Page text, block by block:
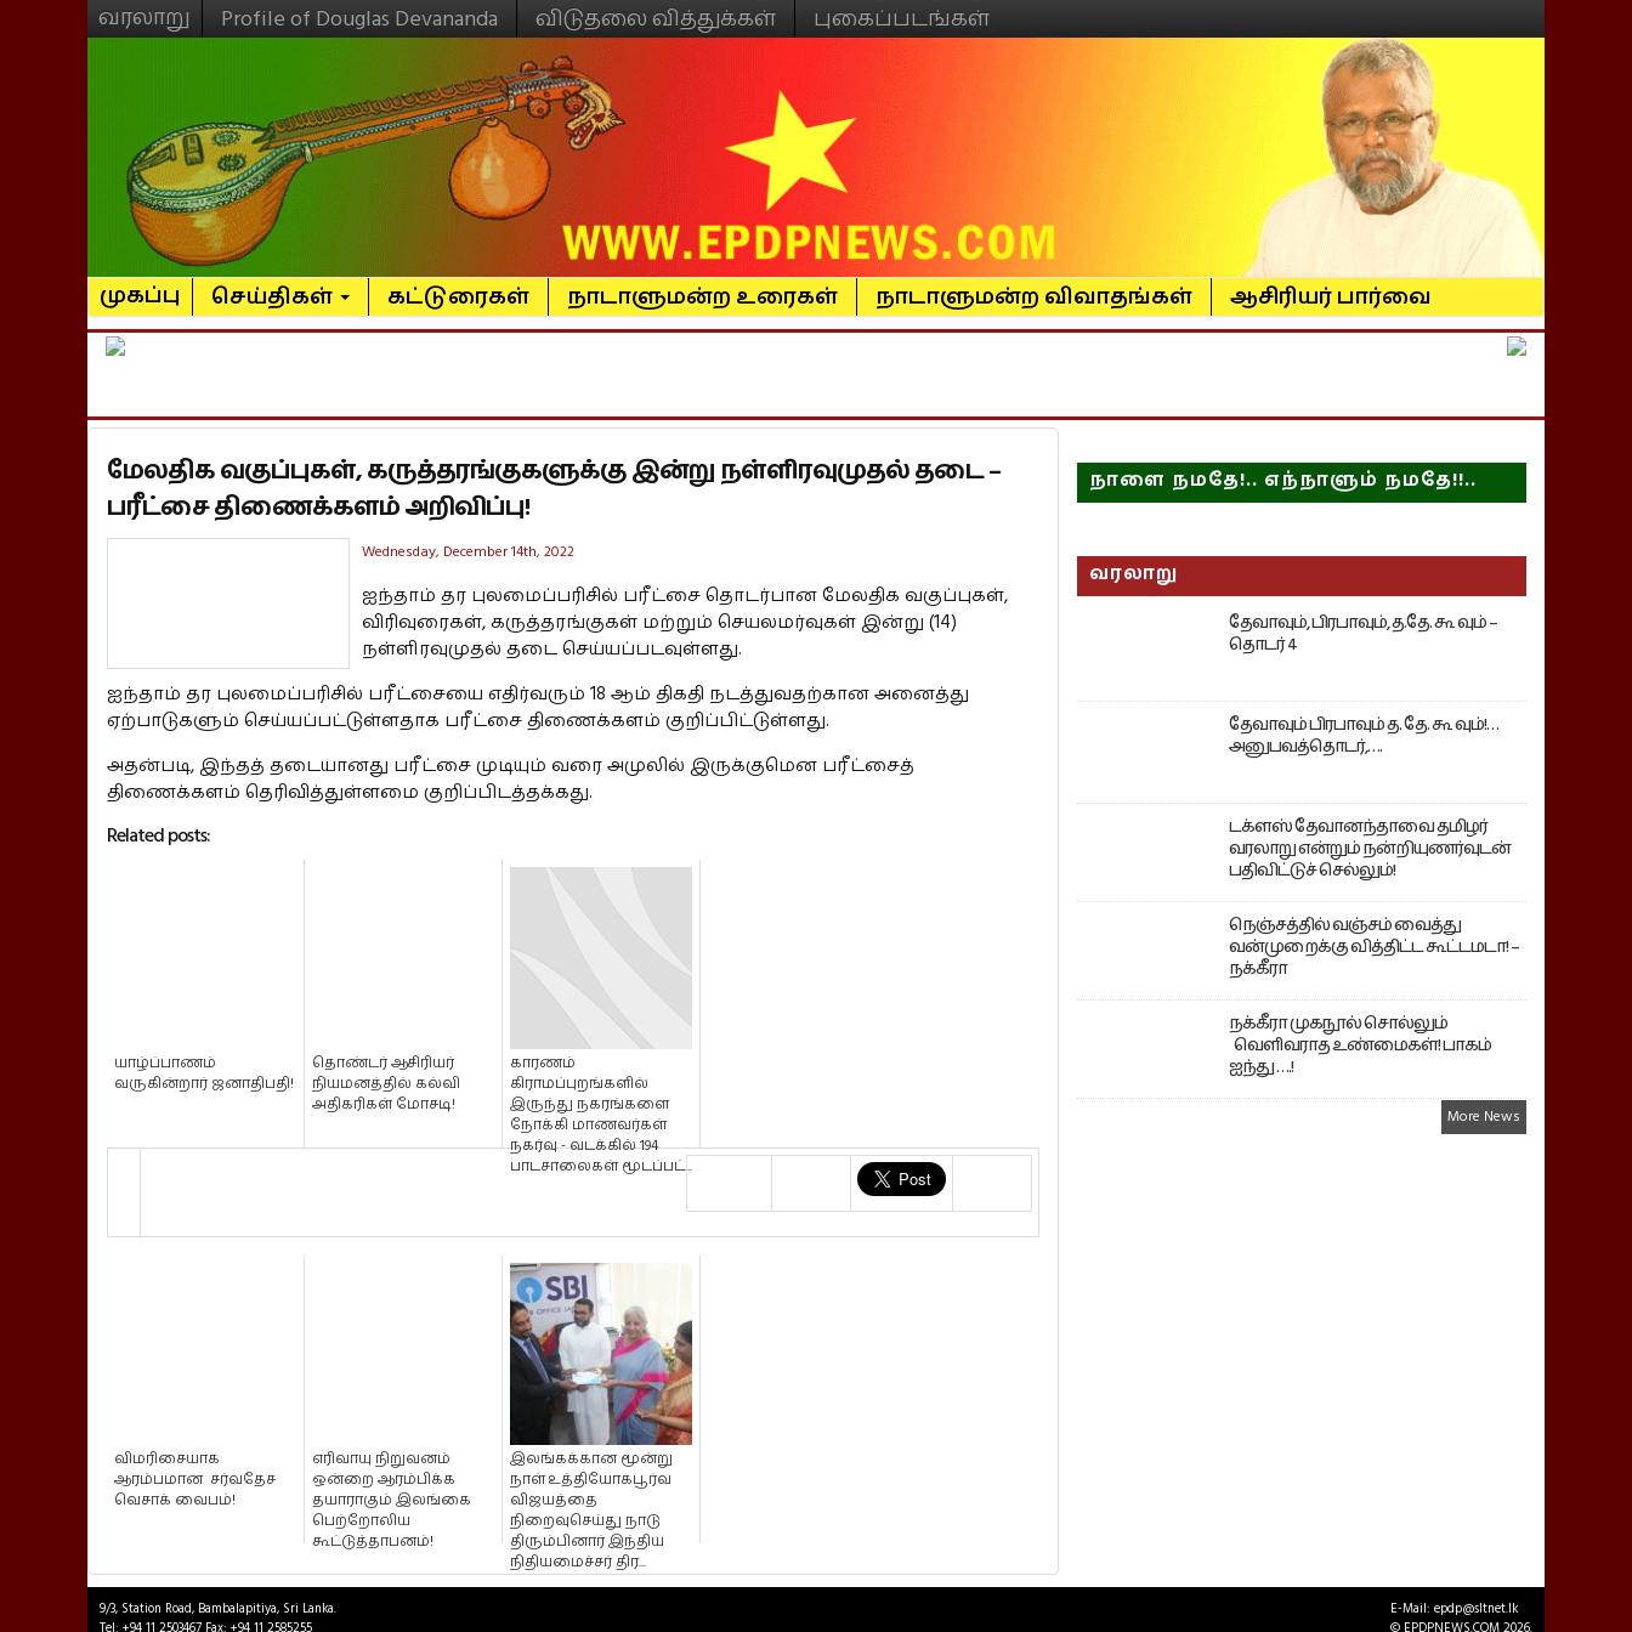
வரலாறு Profile of Douglas Devananda விடுதலை வித்துக்கள் புகைப்படங்கள்
முகப்பு செய்திகள் கட்டுரைகள் நாடாளுமன்ற உரைகள் நாடாளுமன்ற விவாதங்கள் ஆசிரியர் பார்வை
மேலதிக வகுப்புகள், கருத்தரங்குகளுக்கு இன்று நள்ளிரவுமுதல் தடை –
பரீட்சை திணைக்களம் அறிவிப்பு!
Wednesday, December 14th, 2022
ஐந்தாம் தர புலமைப்பரிசில் பரீட்சை தொடர்பான மேலதிக வகுப்புகள்,
விரிவுரைகள், கருத்தரங்குகள் மற்றும் செயலமர்வுகள் இன்று (14)
நள்ளிரவுமுதல் தடை செய்யப்படவுள்ளது.
ஐந்தாம் தர புலமைப்பரிசில் பரீட்சையை எதிர்வரும் 18 ஆம் திகதி நடத்துவதற்கான அனைத்து
ஏற்பாடுகளும் செய்யப்பட்டுள்ளதாக பரீட்சை திணைக்களம் குறிப்பிட்டுள்ளது.
அதன்படி, இந்தத் தடையானது பரீட்சை முடியும் வரை அமுலில் இருக்குமென பரீட்சைத்
திணைக்களம் தெரிவித்துள்ளமை குறிப்பிடத்தக்கது.
Related posts:
யாழ்ப்பாணம்
வருகின்றார் ஜனாதிபதி!
தொண்டர் ஆசிரியர்
நியமனத்தில் கல்வி
அதிகரிகள் மோசடி!
காரணம்
கிராமப்புறங்களில்
இருந்து நகரங்களை
நோக்கி மாணவர்கள்
நகர்வு - வடக்கில் 194
பாடசாலைகள் மூடப்பட்...
விமரிசையாக
ஆரம்பமான சர்வதேச
வெசாக் வைபம்!
எரிவாயு நிறுவனம்
ஒன்றை ஆரம்பிக்க
தயாராகும் இலங்கை
பெற்றோலிய
கூட்டுத்தாபனம்!
இலங்கக்கான மூன்று
நாள் உத்தியோகபூர்வ
விஜயத்தை
நிறைவுசெய்து நாடு
திரும்பினார் இந்திய
நிதியமைச்சர் திர...
நாளை நமதே!.. எந்நாளும் நமதே!!..
வரலாறு
தேவாவும், பிரபாவும், த.தே. கூ வும் –
தொடர் 4
தேவாவும் பிரபாவும் த. தே. கூ வும்!…
அனுபவத்தொடர்,….
டக்ளஸ் தேவானந்தாவை தமிழர்
வரலாறு என்றும் நன்றியுணர்வுடன்
பதிவிட்டுச் செல்லும்!
நெஞ்சத்தில் வஞ்சம் வைத்து
வன்முறைக்கு வித்திட்ட கூட்டமடா! –
நக்கீரா
நக்கீரா முகநூல் சொல்லும்
வெளிவராத உண்மைகள்! பாகம்
ஐந்து ….!
More News
9/3, Station Road, Bambalapitiya, Sri Lanka.
Tel: +94 11 2503467 Fax: +94 11 2585255
E-Mail: epdp@sltnet.lk
© EPDPNEWS.COM 2026.